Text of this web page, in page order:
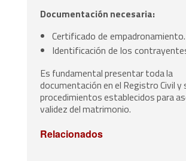
Documentación necesaria:
Certificado de empadronamiento.
Identificación de los
Es fundamental presentar toda la
documentación en el Registro Civil y
procedimientos establecidos para
validez del matrimonio.
Relacionados